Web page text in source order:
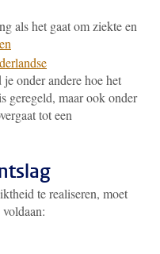
als het gaat om ziekte en
onder andere hoe het
geregeld, maar ook onder
tot een
te realiseren, moet